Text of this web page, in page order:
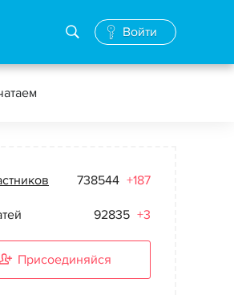
Войти
738544 +187
92835 +3
Присоединяйся